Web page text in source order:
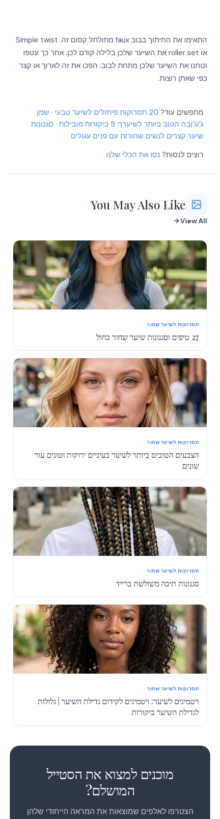
More
More
More
More
More
More
התאימו את החיתוך בבוב faux מתולתל קסום זה. Simple twist
או roller set את השיער שלכן בלילה קודם לכן. אחר כך עטפו
וטחנו את השיער שלכן מתחת לבוב. הפכו את זה לארוך או קצר
כפי שאתן רוצות.
מחפשים עוד? 20 תסרוקות פיתולים לשיער טבעי · שמן
ג'וג'ובה הטוב ביותר לשיערך: 5 ביקורות מובילות
· סגנונות
שיער קצרים לנשים שחורות עם פנים עגולים
רוצים לנסות? נסו את הכלי שלנו
You May Also Like
View All
תסרוקות לשיער שחור
27 טיפים וסגנונות שיער שחור כחול
תסרוקות לשיער שחור
הצבעים הטובים ביותר לשיער בעיניים ירוקות וטונים עור
שונים
תסרוקות לשיער שחור
סגנונות תיבה משולשת ברייד
תסרוקות לשיער שחור
ויטמינים לשיער: ויטמינים לקידום גדילת השיער | גלולות
לגדילת השיער ביקורות
מוכנים למצוא את הסטייל
המושלם?
הצטרפו לאלפים שמוצאות את המראה הייחודי שלהן